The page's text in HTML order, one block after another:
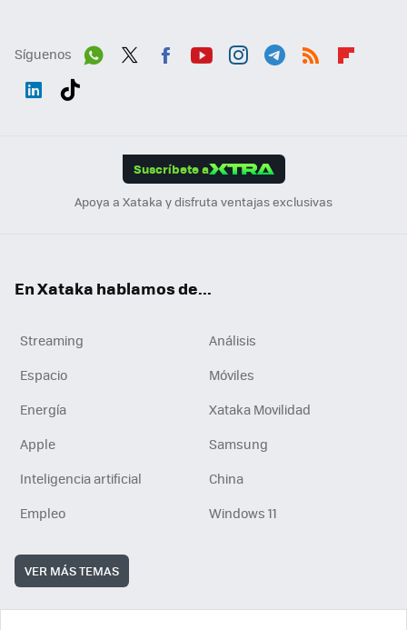
Síguenos
Suscríbete a
Apoya a Xataka y disfruta ventajas exclusivas
En Xataka hablamos de...
Streaming
Análisis
Espacio
Móviles
Energía
Xataka Movilidad
Apple
Samsung
Inteligencia artificial
China
Empleo
Windows 11
VER MÁS TEMAS